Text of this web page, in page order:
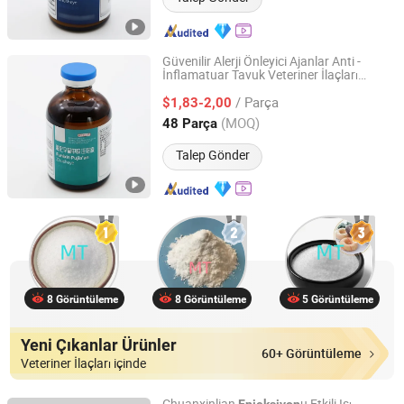
Güvenilir Alerji Önleyici Ajanlar Anti -
İnflamatuar Tavuk Veteriner İlaçları
$1,83-2,00 / Parça
48 Parça (MOQ)
Talep Gönder
Shandong Loong Nucleus Medical Technology Co., Ltd
Shandong, China Fiyat 2025
8 Görüntüleme 8 Görüntüleme 5 Görüntüleme
Yeni Çıkanlar Ürünler
Veteriner İlaçları içinde
60+ Görüntüleme